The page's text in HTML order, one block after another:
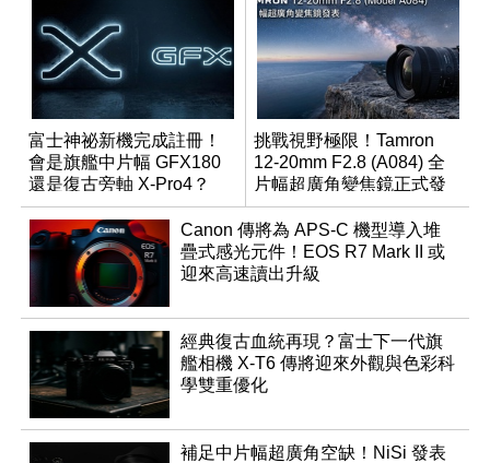
富士神祕新機完成註冊！
會是旗艦中片幅 GFX180
還是復古旁軸 X-Pro4？
挑戰視野極限！Tamron
12-20mm F2.8 (A084) 全
片幅超廣角變焦鏡正式發
表
Canon 傳將為 APS-C 機型導入堆
疊式感光元件！EOS R7 Mark II 或
迎來高速讀出升級
經典復古血統再現？富士下一代旗
艦相機 X-T6 傳將迎來外觀與色彩科
學雙重優化
補足中片幅超廣角空缺！NiSi 發表